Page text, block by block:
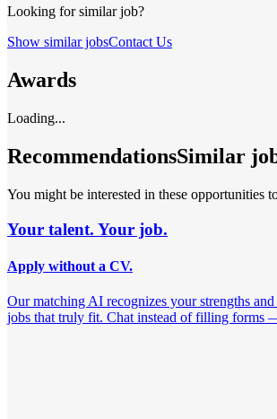
Looking for similar job?
Show similar jobsContact Us
Awards
Loading...
RecommendationsSimilar
You might be interested in these opportunities
Your talent. Your job.
Apply without a CV.
Our matching AI recognizes your strengths
jobs that truly fit. Chat instead of filling forms